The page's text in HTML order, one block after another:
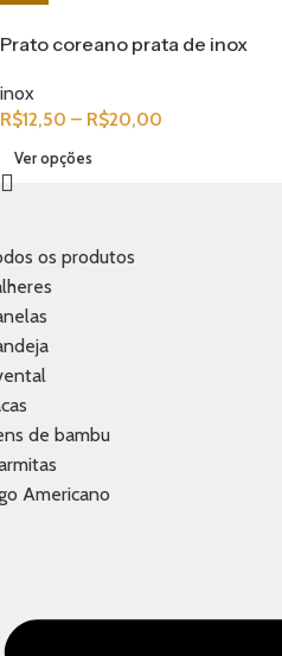
Prato coreano prata de inox
inox
R$12,50 – R$20,00
Ver opções
os produtos
de bambu
Americano